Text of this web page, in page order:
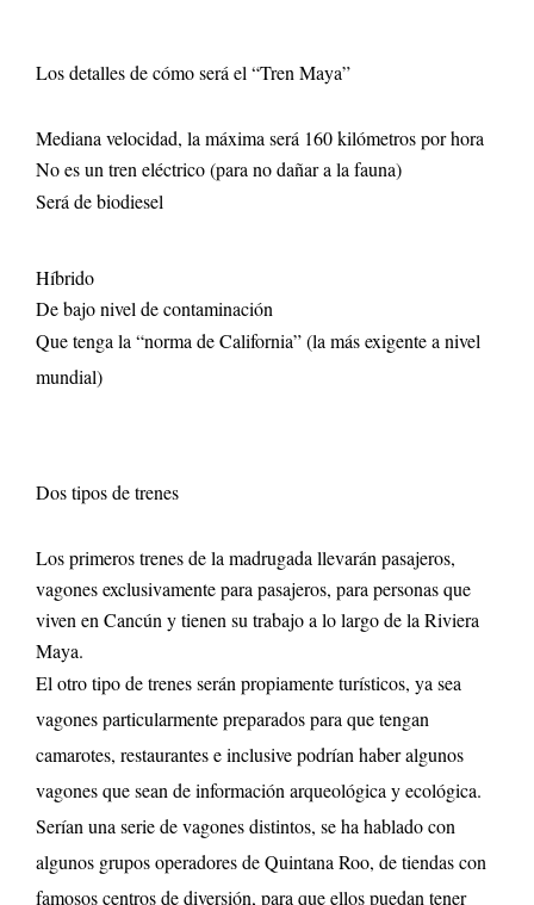
Los detalles de cómo será el “Tren Maya”
Mediana velocidad, la máxima será 160 kilómetros por hora
No es un tren eléctrico (para no dañar a la fauna)
Será de biodiesel
Híbrido
De bajo nivel de contaminación
Que tenga la “norma de California” (la más exigente a nivel
mundial)
Dos tipos de trenes
Los primeros trenes de la madrugada llevarán pasajeros,
vagones exclusivamente para pasajeros, para personas que
viven en Cancún y tienen su trabajo a lo largo de la Riviera
Maya.
El otro tipo de trenes serán propiamente turísticos, ya sea
vagones particularmente preparados para que tengan
camarotes, restaurantes e inclusive podrían haber algunos
vagones que sean de información arqueológica y ecológica.
Serían una serie de vagones distintos, se ha hablado con
algunos grupos operadores de Quintana Roo, de tiendas con
famosos centros de diversión, para que ellos puedan tener